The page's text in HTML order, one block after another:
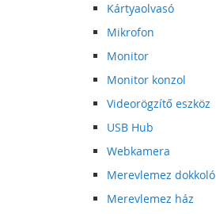
Kártyaolvasó
Mikrofon
Monitor
Monitor konzol
Videorögzítő eszköz
USB Hub
Webkamera
Merevlemez dokkoló
Merevlemez ház